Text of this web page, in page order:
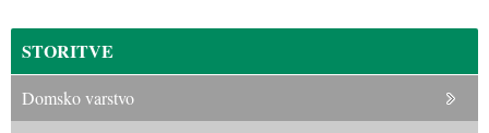
STORITVE
Domsko varstvo